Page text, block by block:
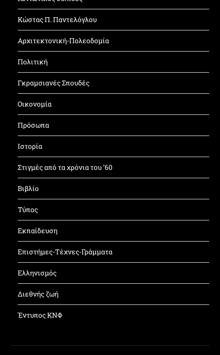
Κώστας Π. Παντελόγλου
Αρχιτεκτονική-Πολεοδομία
Πολιτική
Γκραμσιανές Σπουδές
Οικονομία
Πρόσωπα
Ιστορία
Στιγμές από τα χρόνια του ’60
Βιβλίο
Τύπος
Εκπαίδευση
Επιστήμες-Τέχνες-Γράμματα
Ελληνισμός
Διεθνής ζωή
Έντυπος ΚΝΦ